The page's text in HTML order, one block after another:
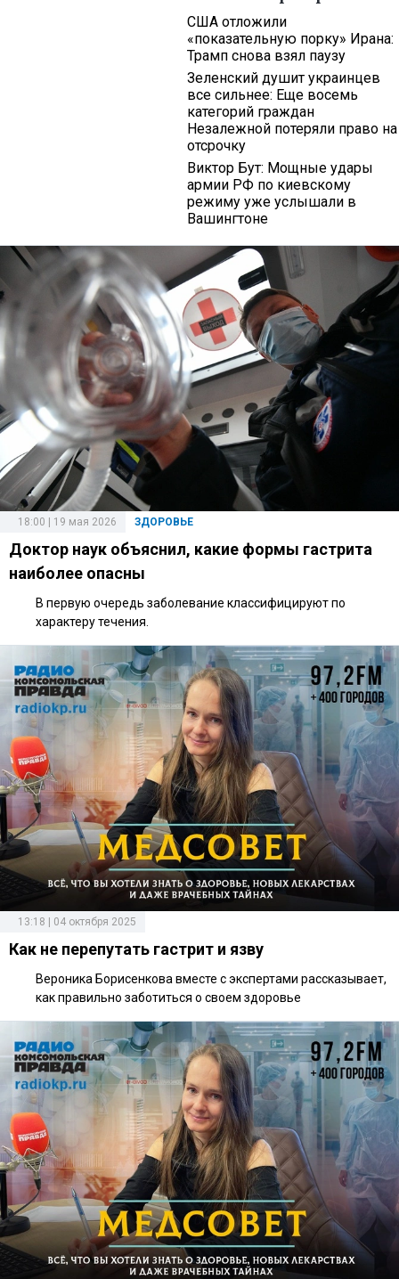
США отложили
«показательную порку» Ирана:
Трамп снова взял паузу
Зеленский душит украинцев
все сильнее: Еще восемь
категорий граждан
Незалежной потеряли право на
отсрочку
Виктор Бут: Мощные удары
армии РФ по киевскому
режиму уже услышали в
Вашингтоне
ЗДОРОВЬЕ
18:00 | 19 мая 2026
Доктор наук объяснил, какие формы гастрита
наиболее опасны
В первую очередь заболевание классифицируют по
характеру течения.
13:18 | 04 октября 2025
Как не перепутать гастрит и язву
Вероника Борисенкова вместе с экспертами рассказывает,
как правильно заботиться о своем здоровье